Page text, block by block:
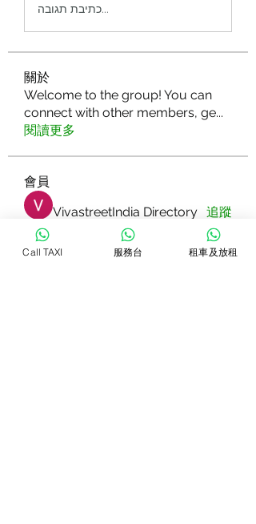
כתיבת תגובה...
關於
Welcome to the group! You can
connect with other members, ge...
閱讀更多
會員
VivastreetIndia Directory 追蹤
Dorable yong 追蹤
Call TAXI 服務台 租車及放租